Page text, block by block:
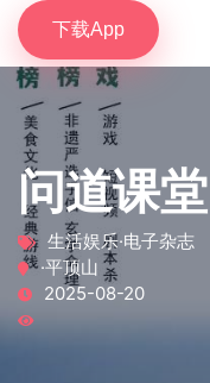
下载App
问道课堂
生活娱乐·电子杂志
·平顶山
2025-08-20